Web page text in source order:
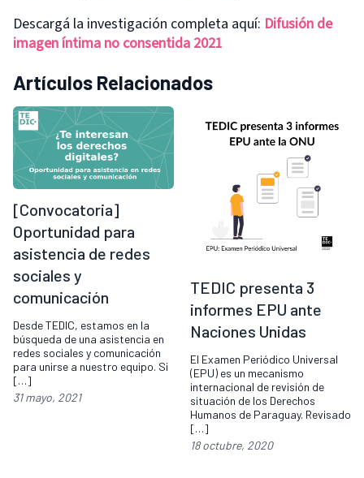
Descargá la investigación completa aquí: Difusión de
imagen íntima no consentida 2021
Artículos Relacionados
[Convocatoria]
Oportunidad para
asistencia de redes
sociales y
comunicación
Desde TEDIC, estamos en la
búsqueda de una asistencia en
redes sociales y comunicación
para unirse a nuestro equipo. Si
[…]
31 mayo, 2021
TEDIC presenta 3
informes EPU ante
Naciones Unidas
El Examen Periódico Universal
(EPU) es un mecanismo
internacional de revisión de
situación de los Derechos
Humanos de Paraguay. Revisado
[…]
18 octubre, 2020